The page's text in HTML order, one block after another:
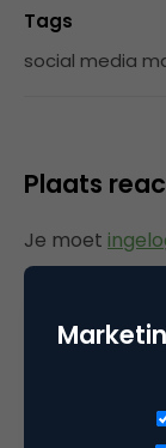
Tags
social media
Plaats
Je moet
plaatsen.